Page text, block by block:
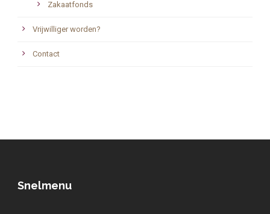
Zakaatfonds
Vrijwilliger worden?
Contact
Snelmenu